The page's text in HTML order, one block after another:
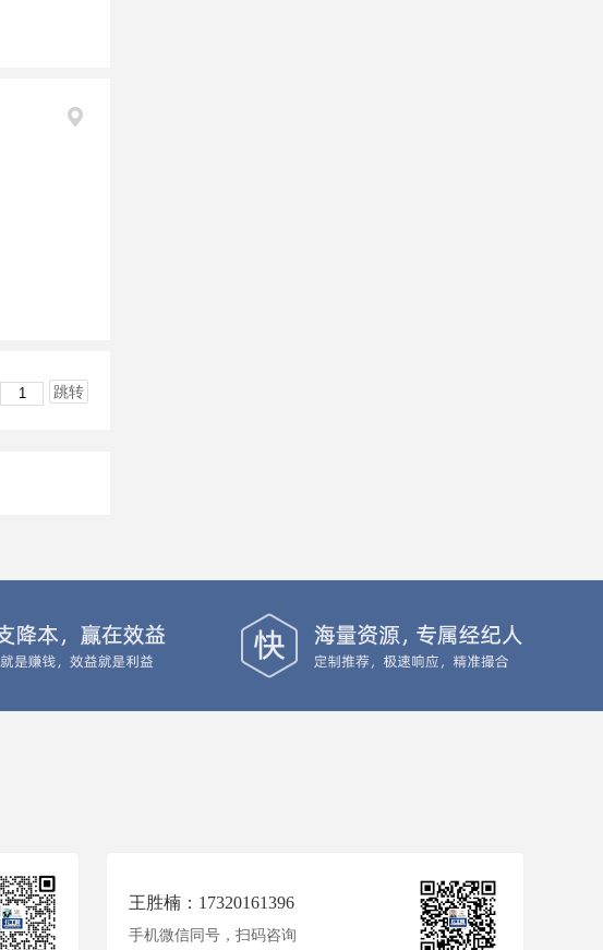
跳转
王胜楠：17320161396
手机微信同号，扫码咨询